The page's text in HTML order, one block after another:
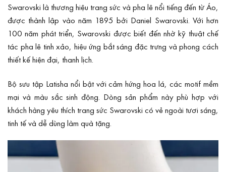
Swarovski là thương hiệu trang sức và pha lê nổi tiếng đến từ Áo,
được thành lập vào năm 1895 bởi Daniel Swarovski. Với hơn
100 năm phát triển, Swarovski được biết đến nhờ kỹ thuật chế
tác pha lê tinh xảo, hiệu ứng bắt sáng đặc trưng và phong cách
thiết kế hiện đại, thanh lịch.
Bộ sưu tập Latisha nổi bật với cảm hứng hoa lá, các motif mềm
mại và màu sắc sinh động. Dòng sản phẩm này phù hợp với
khách hàng yêu thích trang sức Swarovski có vẻ ngoài tươi sáng,
tinh tế và dễ dùng làm quà tặng.